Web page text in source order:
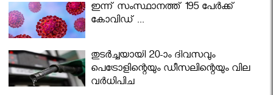
ഇന്ന് സംസ്ഥാനത്ത് 195 പേര്‍ക്ക്
കോവിഡ് ...
തുടർച്ചയായി 20-ാം ദിവസവും
പെട്രോളിന്റെയും ഡീസലിന്റെയും വില
വര്‍ധിപ്പിച്ചു